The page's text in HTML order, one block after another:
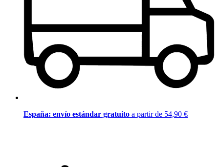
España: envío estándar gratuito a partir de 54,90 €